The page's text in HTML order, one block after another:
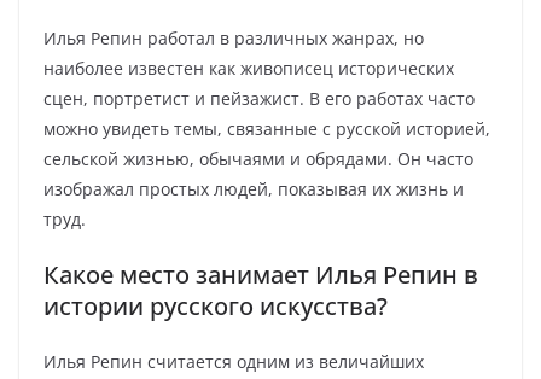
Илья Репин работал в различных жанрах, но
наиболее известен как живописец исторических
сцен, портретист и пейзажист. В его работах часто
можно увидеть темы, связанные с русской историей,
сельской жизнью, обычаями и обрядами. Он часто
изображал простых людей, показывая их жизнь и
труд.
Какое место занимает Илья Репин в
истории русского искусства?
Илья Репин считается одним из величайших